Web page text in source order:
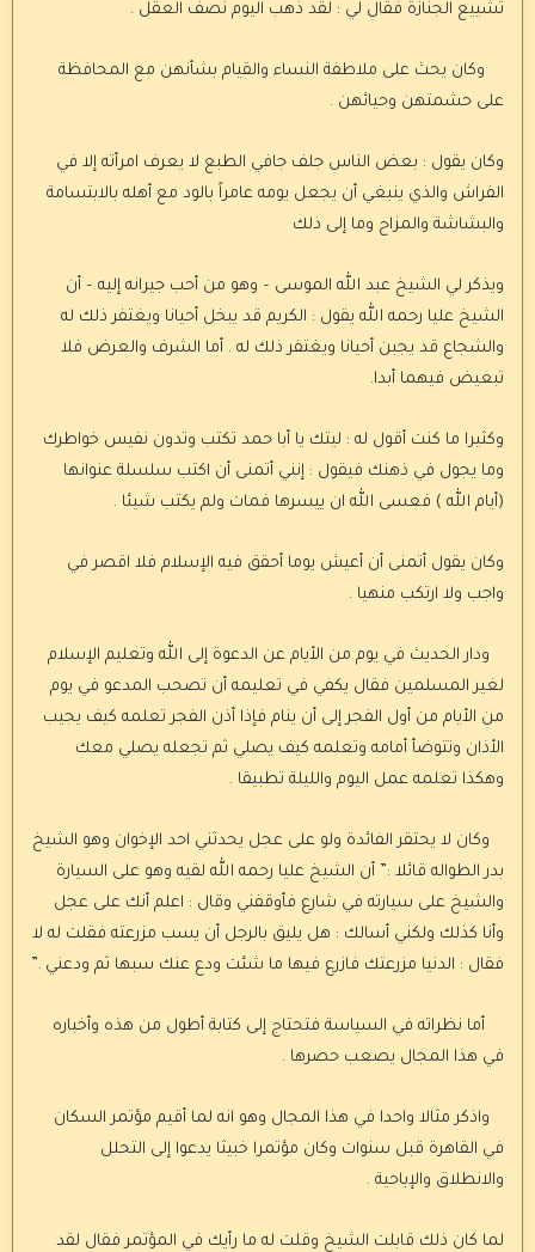
تشييع الجنازة فقال لي : لقد ذهب اليوم نصف العقل .
وكان يحث على ملاطفة النساء والقيام بشأنهن مع المحافظة
على حشمتهن وحيائهن .
وكان يقول : بعض الناس جلف جافي الطبع لا يعرف امرأته إلا في
الفراش والذي ينبغي أن يجعل يومه عامراً بالود مع أهله بالابتسامة
والبشاشة والمزاح وما إلى ذلك
ويذكر لي الشيخ عبد الله الموسى – وهو من أحب جيرانه إليه – أن
الشيخ عليا رحمه الله يقول : الكريم قد يبخل أحيانا ويغتفر ذلك له
والشجاع قد يجبن أحيانا ويغتفر ذلك له . أما الشرف والعرض فلا
تبعيض فيهما أبدا.
وكثيرا ما كنت أقول له : ليتك يا أبا حمد تكتب وتدون نفيس خواطرك
وما يجول في ذهنك فيقول : إنني أتمنى أن اكتب سلسلة عنوانها
(أيام الله ) فعسى الله ان ييسرها فمات ولم يكتب شيئا .
وكان يقول أتمنى أن أعيش يوما أحقق فيه الإسلام فلا اقصر في
واجب ولا ارتكب منهيا .
ودار الحديث في يوم من الأيام عن الدعوة إلى الله وتعليم الإسلام
لغير المسلمين فقال يكفي في تعليمه أن تصحب المدعو في يوم
من الأيام من أول الفجر إلى أن ينام فإذا أذن الفجر تعلمه كيف يجيب
الأذان وتتوضأ أمامه وتعلمه كيف يصلي ثم تجعله يصلي معك
وهكذا تعلمه عمل اليوم والليلة تطبيقا .
وكان لا يحتقر الفائدة ولو على عجل يحدثني احد الإخوان وهو الشيخ
بدر الطواله قائلا :” أن الشيخ عليا رحمه الله لقيه وهو على السيارة
والشيخ على سيارته في شارع فأوقفني وقال : اعلم أنك على عجل
وأنا كذلك ولكني أسالك : هل يليق بالرجل أن يسب مزرعته فقلت له لا
فقال : الدنيا مزرعتك فازرع فيها ما شئت ودع عنك سبها ثم ودعني .”
أما نظراته في السياسة فتحتاج إلى كتابة أطول من هذه وأخباره
في هذا المجال يصعب حصرها .
واذكر مثالا واحدا في هذا المجال وهو انه لما أقيم مؤتمر السكان
في القاهرة قبل سنوات وكان مؤتمرا خبيثا يدعوا إلى التحلل
والانطلاق والإباحية .
لما كان ذلك قابلت الشيخ وقلت له ما رأيك في المؤتمر فقال لقد